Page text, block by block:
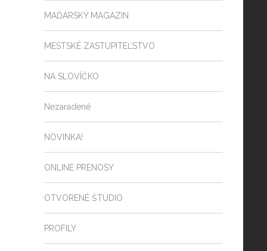
MAĎARSKÝ MAGAZIN
MESTSKÉ ZASTUPITEĽSTVO
NA SLOVÍČKO
Nezaradené
NOVINKA!
ONLINE PRENOSY
OTVORENÉ ŠTÚDIO
PROFILY